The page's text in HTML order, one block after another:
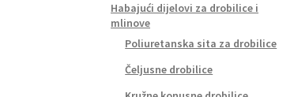
Habajući dijelovi za drobilice i
mlinove
Poliuretanska sita za drobilice
Čeljusne drobilice